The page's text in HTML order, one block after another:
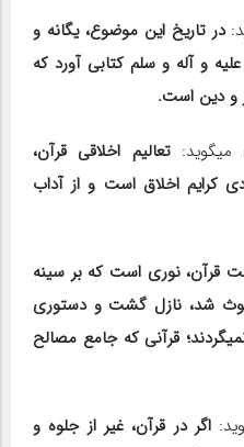
در تاریخ این موضوع، یگانه و
بی‎مانند است که محمّد صلی الله علیه و آله و سلم ‎کتابی آورد که
و دین است.
می‎گوید:
تعالیم اخلاقی قرآن،
کرایم اخلاق است و از آداب
قرآن، نوری است که بر سینه
شد، نازل گشت و دستوری
باقی گذارد که هرگز با آن گمراه نمی‎گردند؛ قرآنی که جامع مصالح
اگر در قرآن، غیر از جلوه و